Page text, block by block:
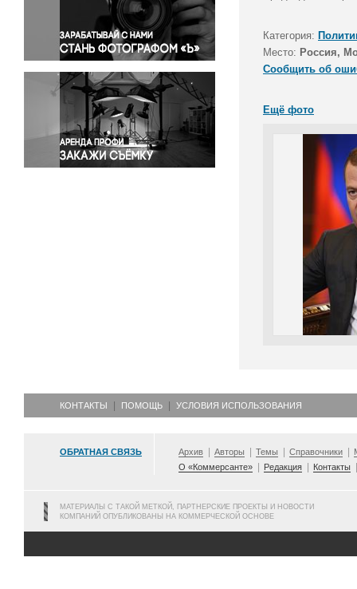
Правосудие
Происшествия и конфликты
Религия
Светская жизнь
Спорт
Экология
Экономика и бизнес
Категория:
Место: Россия,
Сообщить об
Ещё фото
КОНТАКТЫ ПОМОЩЬ УСЛОВИЯ ИСПОЛЬЗОВАНИЯ
ОБРАТНАЯ СВЯЗЬ Архив Авторы Темы Справочники
О «Коммерсанте»
Редакция Контакты
МАТЕРИАЛЫ С ТАКОЙ МЕТКОЙ, ПАРТНЕРСКИЕ ПРОЕКТЫ И НОВОСТИ
КОМПАНИЙ ОПУБЛИКОВАНЫ НА КОММЕРЧЕСКОЙ ОСНОВЕ